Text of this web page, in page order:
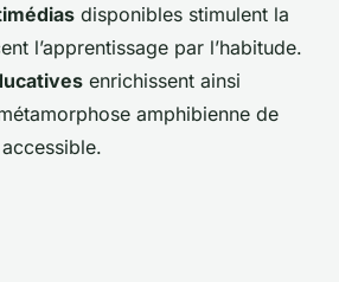
disponibles stimulent la
l’apprentissage par l’habitude.
enrichissent ainsi
amphibienne de